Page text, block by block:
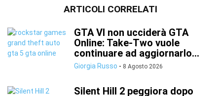
ARTICOLI CORRELATI
GTA VI non ucciderà GTA
Online: Take-Two vuole
continuare ad aggiornarlo...
Giorgia Russo - 8 Agosto 2026
Silent Hill 2 peggiora dopo